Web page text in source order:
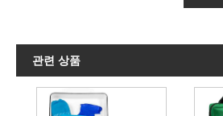
관련 상품